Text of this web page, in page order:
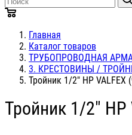
Главная
Каталог товаров
ТРУБОПРОВОДНАЯ
3. КРЕСТОВИНЫ /
Тройник 1/2" НР VALFEX
Тройник 1/2" НР